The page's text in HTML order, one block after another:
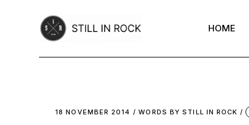
HOME
18 NOVEMBER 2014 WORDS BYSTILL IN ROCK